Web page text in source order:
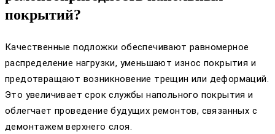
покрытий?
Качественные подложки обеспечивают равномерное
распределение нагрузки, уменьшают износ покрытия и
предотвращают возникновение трещин или деформаций.
Это увеличивает срок службы напольного покрытия и
облегчает проведение будущих ремонтов, связанных с
демонтажем верхнего слоя.